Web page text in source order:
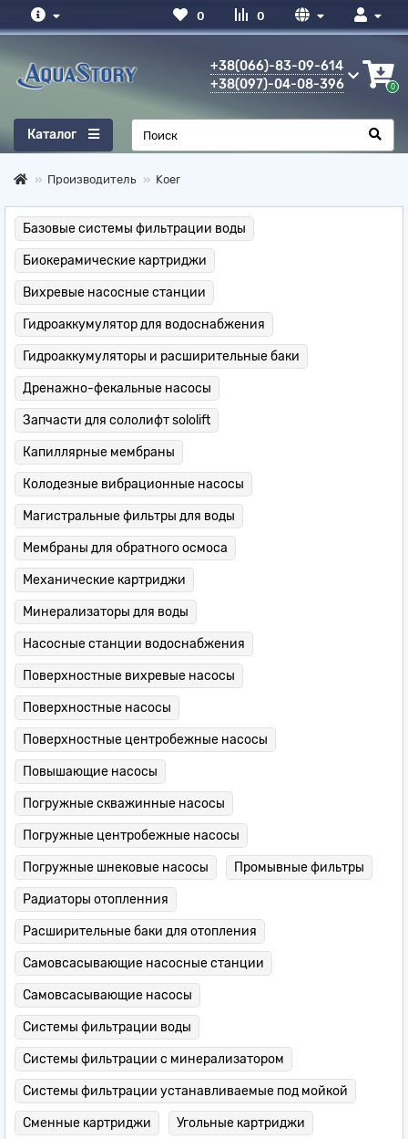
0
0
+38(066)-83-09-614
+38(097)-04-08-396
0
Каталог
Производитель Koer
Базовые системы фильтрации воды
Биокерамические картриджи
Вихревые насосные станции
Гидроаккумулятор для водоснабжения
Гидроаккумуляторы и расширительные баки
Дренажно-фекальные насосы
Запчасти для сололифт sololift
Капиллярные мембраны
Колодезные вибрационные насосы
Магистральные фильтры для воды
Мембраны для обратного осмоса
Механические картриджи
Минерализаторы для воды
Насосные станции водоснабжения
Поверхностные вихревые насосы
Поверхностные насосы
Поверхностные центробежные насосы
Повышающие насосы
Погружные скважинные насосы
Погружные центробежные насосы
Погружные шнековые насосы Промывные фильтры
Радиаторы отопленния
Расширительные баки для отопления
Самовсасывающие насосные станции
Самовсасывающие насосы
Системы фильтрации воды
Системы фильтрации с минерализатором
Системы фильтрации устанавливаемые под мойкой
Сменные картриджи Угольные картриджи